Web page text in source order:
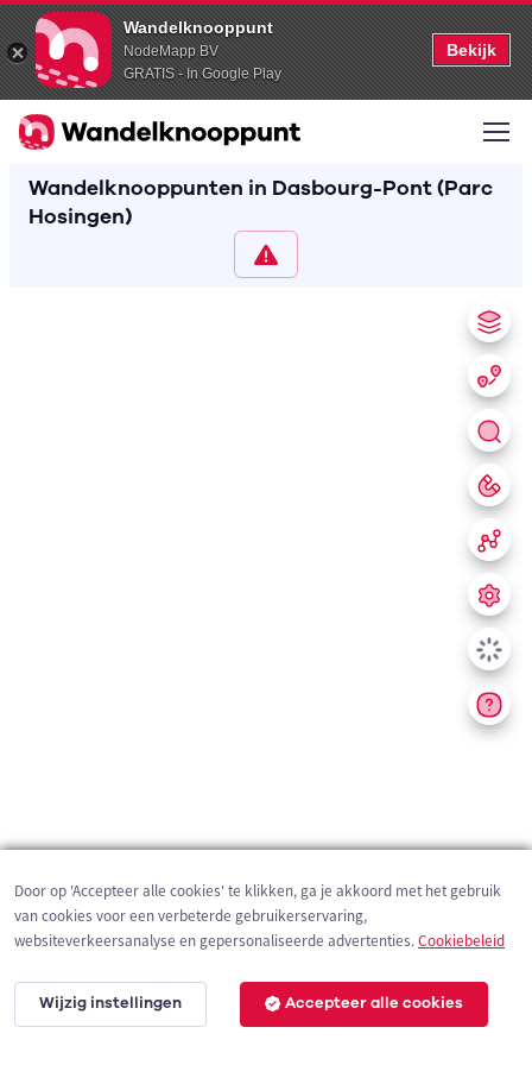
Wandelknooppunt
NodeMapp BV
GRATIS - In Google Play
Bekijk
Wandelknooppunten in Dasbourg-Pont (Parc
Hosingen)
200 m
Door op 'Accepteer alle cookies' te klikken, ga je akkoord met het gebruik
van cookies voor een verbeterde gebruikerservaring,
websiteverkeersanalyse en gepersonaliseerde advertenties.Cookiebeleid
Wijzig instellingen Accepteer alle cookies